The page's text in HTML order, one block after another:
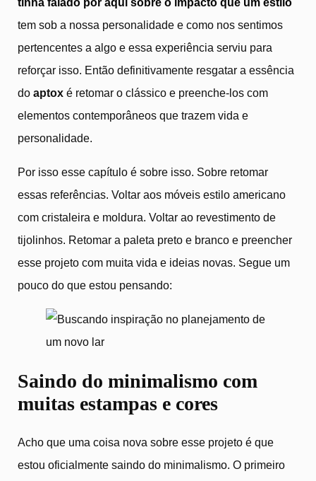
tem sob a nossa personalidade e como nos sentimos
pertencentes a algo e essa experiência serviu para
reforçar isso. Então definitivamente resgatar a essência
do aptox é retomar o clássico e preenche-los com
elementos contemporâneos que trazem vida e
personalidade.
Por isso esse capítulo é sobre isso. Sobre retomar
essas referências. Voltar aos móveis estilo americano
com cristaleira e moldura. Voltar ao revestimento de
tijolinhos. Retomar a paleta preto e branco e preencher
esse projeto com muita vida e ideias novas. Segue um
pouco do que estou pensando:
Saindo do minimalismo com
muitas estampas e cores
Acho que uma coisa nova sobre esse projeto é que
estou oficialmente saindo do minimalismo. O primeiro